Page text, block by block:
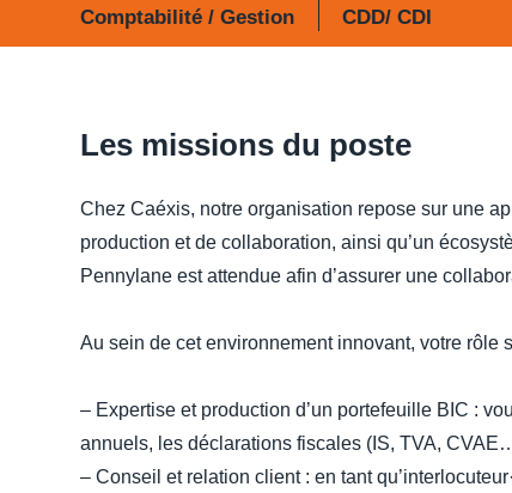
Comptabilité / Gestion CDD/ CDI
Les missions du poste
Chez Caéxis, notre organisation repose sur une
production et de collaboration, ainsi qu’un
Pennylane est attendue afin d’assurer une
Au sein de cet environnement innovant, votre rôle
– Expertise et production d’un portefeuille BIC :
annuels, les déclarations fiscales (IS, TVA,
– Conseil et relation client : en tant